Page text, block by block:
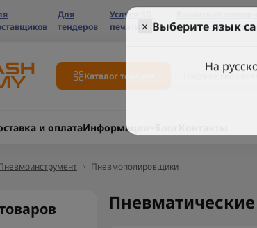
Для
тендеров
Услуги 3D-
печати
Каталог товаров
и оплатаИнформация
Пневмополировщики